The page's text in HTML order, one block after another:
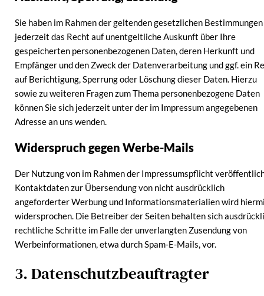
Sie haben im Rahmen der geltenden gesetzlichen Bestimmungen
jederzeit das Recht auf unentgeltliche Auskunft über Ihre
gespeicherten personenbezogenen Daten, deren Herkunft und
Empfänger und den Zweck der Datenverarbeitung und ggf. ein
auf Berichtigung, Sperrung oder Löschung dieser Daten. Hierzu
sowie zu weiteren Fragen zum Thema personenbezogene Daten
können Sie sich jederzeit unter der im Impressum angegebenen
Adresse an uns wenden.
Widerspruch gegen Werbe-Mails
Der Nutzung von im Rahmen der Impressumspflicht
Kontaktdaten zur Übersendung von nicht ausdrücklich
angeforderter Werbung und Informationsmaterialien wird
widersprochen. Die Betreiber der Seiten behalten sich
rechtliche Schritte im Falle der unverlangten Zusendung von
Werbeinformationen, etwa durch Spam-E-Mails, vor.
3. Datenschutzbeauftragter